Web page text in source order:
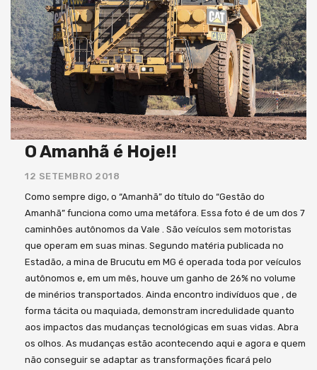
O Amanhã é Hoje!!
12 SETEMBRO 2018
Como sempre digo, o “Amanhã” do título do “Gestão do
Amanhã” funciona como uma metáfora. Essa foto é de um dos 7
caminhões autônomos da Vale . São veículos sem motoristas
que operam em suas minas. Segundo matéria publicada no
Estadão, a mina de Brucutu em MG é operada toda por veículos
autônomos e, em um mês, houve um ganho de 26% no volume
de minérios transportados. Ainda encontro indivíduos que , de
forma tácita ou maquiada, demonstram incredulidade quanto
aos impactos das mudanças tecnológicas em suas vidas. Abra
os olhos. As mudanças estão acontecendo aqui e agora e quem
não conseguir se adaptar as transformações ficará pelo